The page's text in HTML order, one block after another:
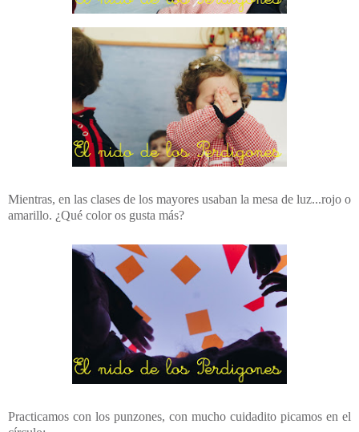
Mientras, en las clases de los mayores usaban la mesa de luz...rojo o
amarillo. ¿Qué color os gusta más?
Practicamos con los punzones, con mucho cuidadito picamos en el